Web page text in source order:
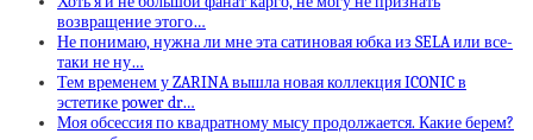
возвращение этого…
Не понимаю, нужна ли мне эта сатиновая юбка из SELA или все-
таки не ну…
Тем временем у ZARINA вышла новая коллекция ICONIC в
эстетике power dr…
Моя обсессия по квадратному мысу продолжается. Какие берем?